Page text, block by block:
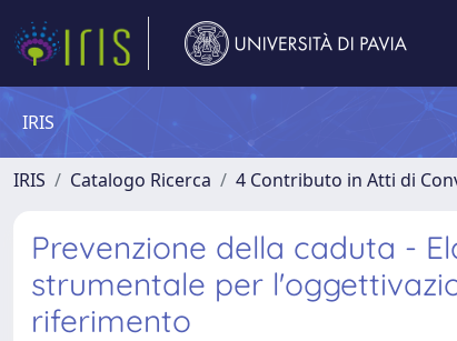
IRIS
IRIS Catalogo Ricerca 4 Contributo in Atti di
Prevenzione della caduta -
strumentale per
riferimento